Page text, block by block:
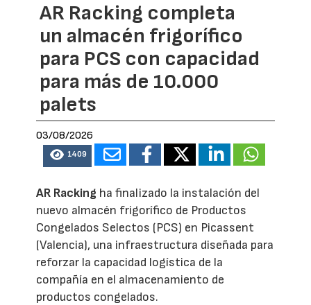
AR Racking completa
un almacén frigorífico
para PCS con capacidad
para más de 10.000
palets
03/08/2026
1409
AR Racking ha finalizado la instalación del
nuevo almacén frigorífico de Productos
Congelados Selectos (PCS) en Picassent
(Valencia), una infraestructura diseñada para
reforzar la capacidad logística de la
compañía en el almacenamiento de
productos congelados.